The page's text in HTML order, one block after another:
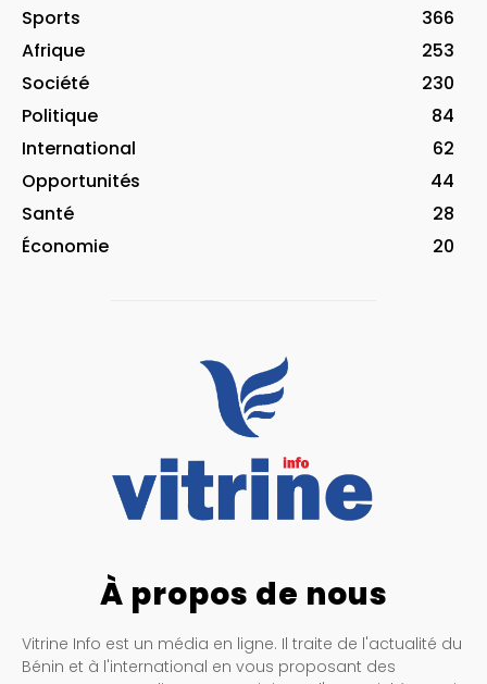
Sports
366
Afrique
253
Société
230
Politique
84
International
62
Opportunités
44
Santé
28
Économie
20
À propos de nous
Vitrine Info est un média en ligne. Il traite de l'actualité du
Bénin et à l'international en vous proposant des